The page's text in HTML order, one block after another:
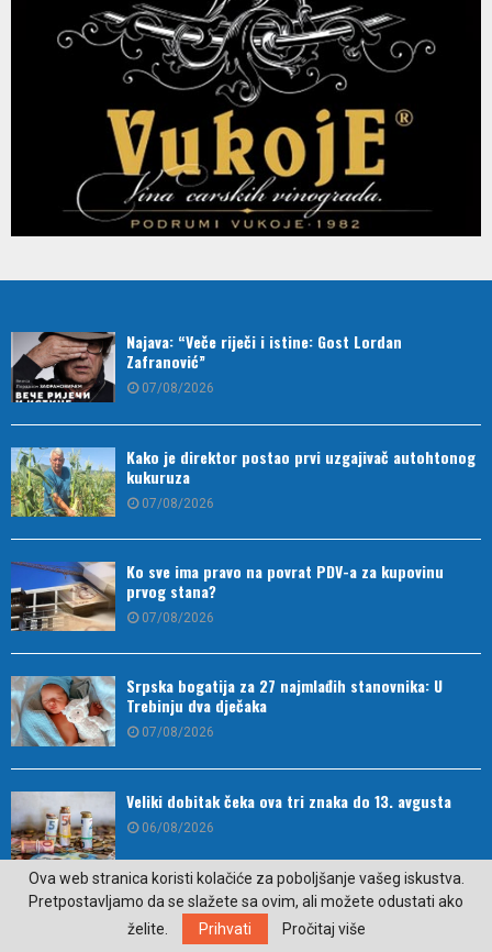
Najava: “Veče riječi i istine: Gost Lordan
Zafranović”
07/08/2026
Kako je direktor postao prvi uzgajivač autohtonog
kukuruza
07/08/2026
Ko sve ima pravo na povrat PDV-a za kupovinu
prvog stana?
07/08/2026
Srpska bogatija za 27 najmlađih stanovnika: U
Trebinju dva dječaka
07/08/2026
Veliki dobitak čeka ova tri znaka do 13. avgusta
06/08/2026
Trebinje u znaku elektronske muzike (VIDEO)
06/08/2026
Ova web stranica koristi kolačiće za poboljšanje vašeg iskustva.
Pretpostavljamo da se slažete sa ovim, ali možete odustati ako
želite.
Prihvati Pročitaj više